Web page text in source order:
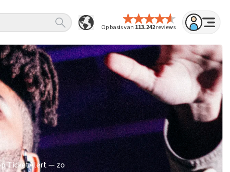
Op basis van 113.242reviews
TicketAlert — zo